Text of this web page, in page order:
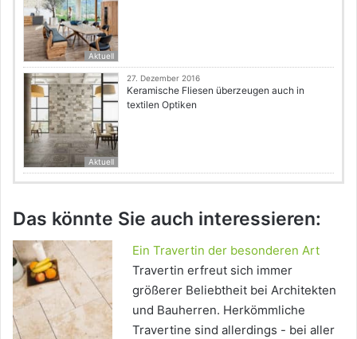
Aktuell
Aktuell
27. Dezember 2016
Keramische Fliesen überzeugen auch in
textilen Optiken
Das könnte Sie auch interessieren:
Ein Travertin der besonderen Art
Travertin erfreut sich immer
größerer Beliebtheit bei Architekten
und Bauherren. Herkömmliche
Travertine sind allerdings - bei aller